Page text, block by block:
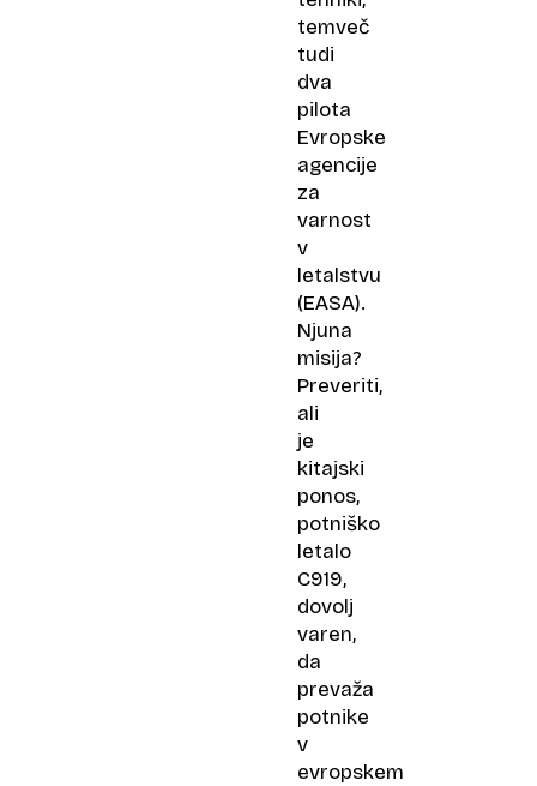
temveč
tudi
dva
pilota
Evropske
agencije
za
varnost
v
letalstvu
(EASA).
Njuna
misija?
Preveriti,
ali
je
kitajski
ponos,
potniško
letalo
C919,
dovolj
varen,
da
prevaža
potnike
v
evropskem